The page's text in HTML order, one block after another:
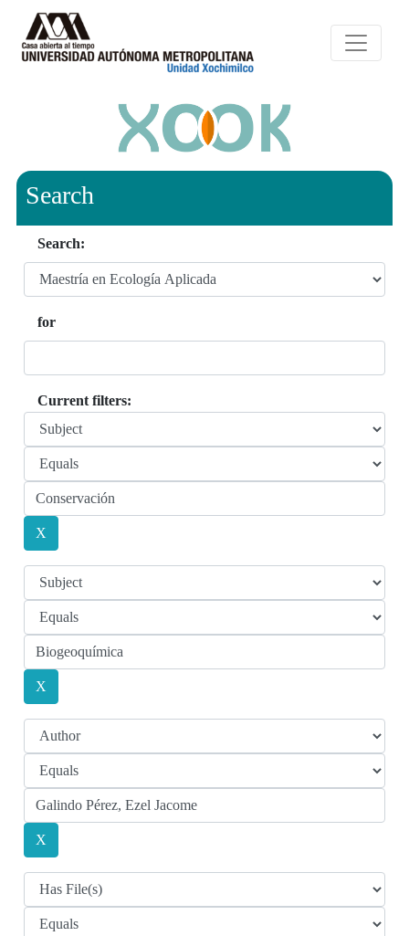
Search
Search:
for
Current filters: